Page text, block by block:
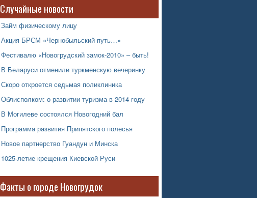
Случайные новости
Займ физическому лицу
Акция БРСМ «Чернобыльский путь…»
Фестивалю «Новогрудский замок-2010» – быть!
В Беларуси отменили туркменскую вечеринку
Скоро откроется седьмая поликлиника
Облисполком: о развитии туризма в 2014 году
В Могилеве состоялся Новогодний бал
Программа развития Припятского полесья
Новое партнерство Гуандун и Минска
1025-летие крещения Киевской Руси
Факты о городе Новогрудок